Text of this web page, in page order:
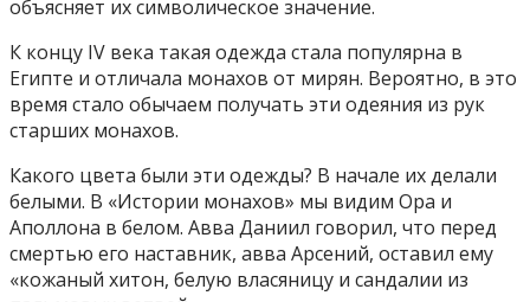
объясняет их символическое значение.
К концу IV века такая одежда стала популярна в
Египте и отличала монахов от мирян. Вероятно, в это
время стало обычаем получать эти одеяния из рук
старших монахов.
Какого цвета были эти одежды? В начале их делали
белыми. В «Истории монахов» мы видим Ора и
Аполлона в белом. Авва Даниил говорил, что перед
смертью его наставник, авва Арсений, оставил ему
«кожаный хитон, белую власяницу и сандалии из